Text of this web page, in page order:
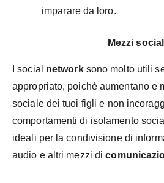
imparare da loro.
Mezzi
I social network sono molto utili
appropriato, poiché aumentano e
sociale dei tuoi figli e non
comportamenti di isolamento
ideali per la condivisione di
audio e altri mezzi di